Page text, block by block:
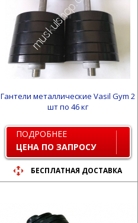
Гантели металлические Vasil Gym 2
шт по 46 кг
ПОДРОБНЕЕ
ЦЕНА ПО ЗАПРОСУ
БЕСПЛАТНАЯ ДОСТАВКА